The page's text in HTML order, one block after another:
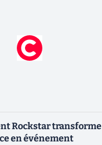
Rockstar transforme
en événement